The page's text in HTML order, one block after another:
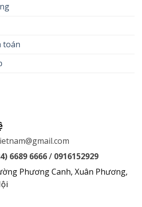
toán
6689 6666/ 0916152929
Phương Canh, Xuân Phương,